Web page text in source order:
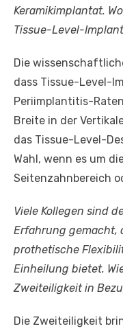
Keramikimplantat.
Tissue-Level-
Die
dass Tissue-Level-
Periimplantitis-
Breite in der
das Tissue-Level-
Wahl, wenn es um
Seitenzahnbereich
Viele Kollegen sind
Erfahrung gemacht,
prothetische
Einheilung bietet.
Zweiteiligkeit in
Die Zweiteiligkeit